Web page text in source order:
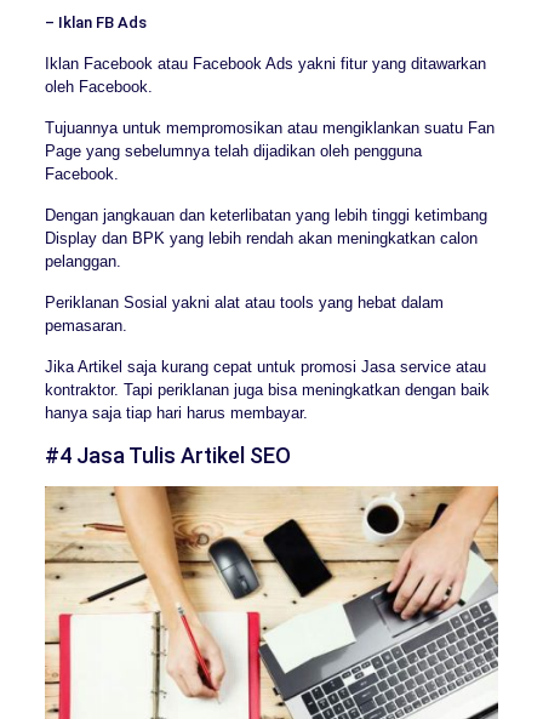
– Iklan FB Ads
Iklan Facebook atau Facebook Ads yakni fitur yang ditawarkan
oleh Facebook.
Tujuannya untuk mempromosikan atau mengiklankan suatu Fan
Page yang sebelumnya telah dijadikan oleh pengguna
Facebook.
Dengan jangkauan dan keterlibatan yang lebih tinggi ketimbang
Display dan BPK yang lebih rendah akan meningkatkan calon
pelanggan.
Periklanan Sosial yakni alat atau tools yang hebat dalam
pemasaran.
Jika Artikel saja kurang cepat untuk promosi Jasa service atau
kontraktor. Tapi periklanan juga bisa meningkatkan dengan baik
hanya saja tiap hari harus membayar.
#4 Jasa Tulis Artikel SEO